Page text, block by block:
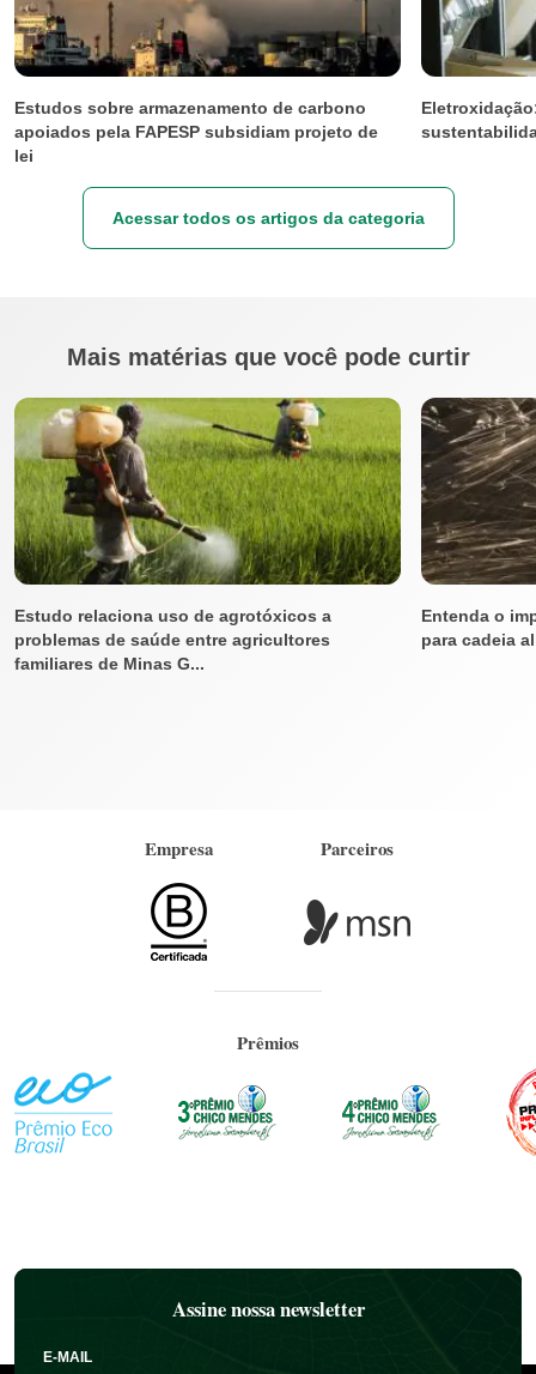
Estudos sobre armazenamento de carbono
apoiados pela FAPESP subsidiam projeto de
lei
Acessar todos os artigos da categoria
Mais matérias que você pode curtir
Estudo relaciona uso de agrotóxicos a
problemas de saúde entre agricultores
familiares de Minas G...
Entenda o
para cadeia
Empresa Parceiros
Prêmios
Assine nossa newsletter
E-MAIL